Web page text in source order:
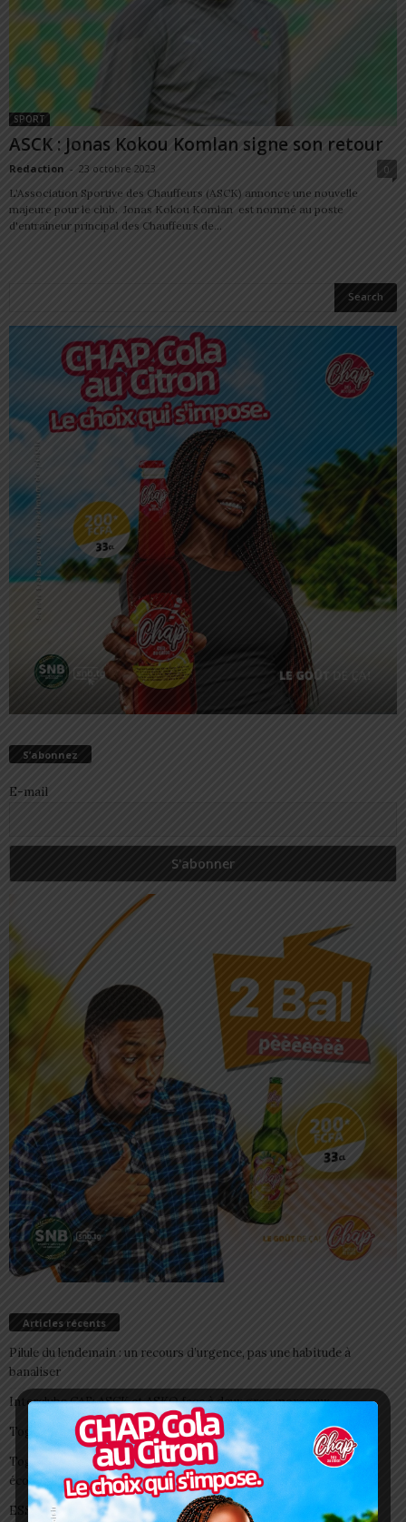
SPORT
ASCK : Jonas Kokou Komlan signe son retour
Redaction - 23 octobre 2023
0
L'Association Sportive des Chauffeurs (ASCK) annonce une nouvelle
majeure pour le club. Jonas Kokou Komlan est nommé au poste
d'entraîneur principal des Chauffeurs de...
S’abonnez
E-mail
Articles récents
Pilule du lendemain : un recours d’urgence, pas une habitude à
banaliser
Interclubs CAF: ASCK et ASKO face à deux gros morceaux
Togo/ Boissons énergisantes: l’État tire la sonnette d’alarme
Togo/ Rentrée scolaire 2026-2027: consultez la liste officielle des
écoles autorisées
ESSAL 2026 : les admissibles convoqués pour la visite médicale à